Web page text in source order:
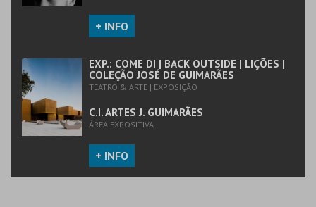
+ INFO
EXP.: COME DI | BACK OUTSIDE | LIÇÕES |
COLEÇÃO JOSÉ DE GUIMARÃES
TEATRO & ARTE | EXPOSIÇÃO
C.I. ARTES J. GUIMARÃES
ÁREA EXPOSITIVA
+ INFO